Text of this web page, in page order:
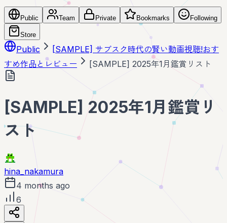
Public Team Private Bookmarks Following
Store
Public
[SAMPLE] サブスク時代の賢い動画視聴!おす
すめ作品とレビュー
[SAMPLE] 2025年1月鑑賞リスト
[SAMPLE] 2025年1月鑑賞リ
スト
hina_nakamura
4 months ago
6